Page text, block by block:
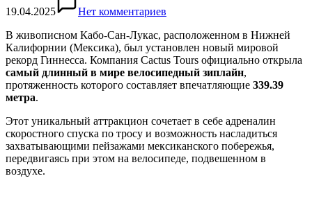
19.04.2025
Нет комментариев
В живописном Кабо-Сан-Лукас, расположенном в Нижней
Калифорнии (Мексика), был установлен новый мировой
рекорд Гиннесса. Компания Cactus Tours официально открыла
самый длинный в мире велосипедный зиплайн,
протяженность которого составляет впечатляющие 339.39
метра.
Этот уникальный аттракцион сочетает в себе адреналин
скоростного спуска по тросу и возможность насладиться
захватывающими пейзажами мексиканского побережья,
передвигаясь при этом на велосипеде, подвешенном в
воздухе.